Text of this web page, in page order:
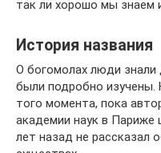
так ли хорошо мы знаем
История названия
О богомолах люди знали
были подробно
того момента, пока
академии наук в Париже
лет назад не рассказал